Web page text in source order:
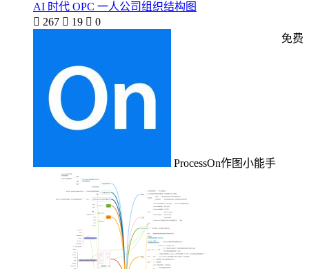
AI 时代 OPC 一人公司组织结构图
 267  19  0
ProcessOn作图小能手
免费